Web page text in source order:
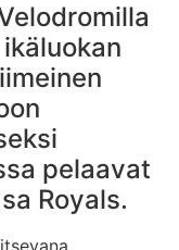
pelaavat
Royals.